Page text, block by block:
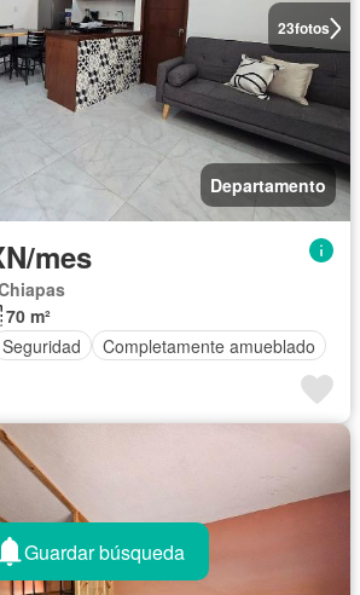
23fotos
Departamento
mes
70 m²
Seguridad Completamente amueblado
Guardar búsqueda